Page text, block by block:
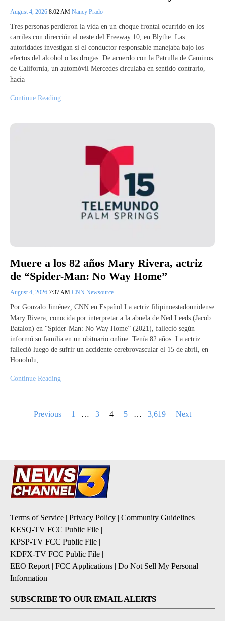
August 4, 2026 8:02 AM Nancy Prado
Tres personas perdieron la vida en un choque frontal ocurrido en los
carriles con dirección al oeste del Freeway 10, en Blythe. Las
autoridades investigan si el conductor responsable manejaba bajo los
efectos del alcohol o las drogas. De acuerdo con la Patrulla de Caminos
de California, un automóvil Mercedes circulaba en sentido contrario,
hacia
Continue Reading
Muere a los 82 años Mary Rivera, actriz
de “Spider-Man: No Way Home”
August 4, 2026 7:37 AM CNN Newsource
Por Gonzalo Jiménez, CNN en Español La actriz filipinoestadounidense
Mary Rivera, conocida por interpretar a la abuela de Ned Leeds (Jacob
Batalon) en “Spider-Man: No Way Home” (2021), falleció según
informó su familia en un obituario online. Tenía 82 años. La actriz
falleció luego de sufrir un accidente cerebrovascular el 15 de abril, en
Honolulu,
Continue Reading
Previous 1 … 3 4 5 … 3,619 Next
Terms of Service | Privacy Policy | Community Guidelines
KESQ-TV FCC Public File |
KPSP-TV FCC Public File |
KDFX-TV FCC Public File |
EEO Report | FCC Applications | Do Not Sell My Personal
Information
SUBSCRIBE TO OUR EMAIL ALERTS